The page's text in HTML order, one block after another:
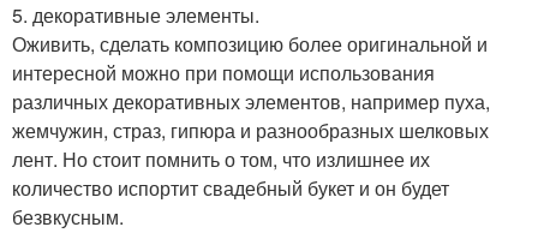
5. декоративные элементы.
Оживить, сделать композицию более оригинальной и
интересной можно при помощи использования
различных декоративных элементов, например пуха,
жемчужин, страз, гипюра и разнообразных шелковых
лент. Но стоит помнить о том, что излишнее их
количество испортит свадебный букет и он будет
безвкусным.